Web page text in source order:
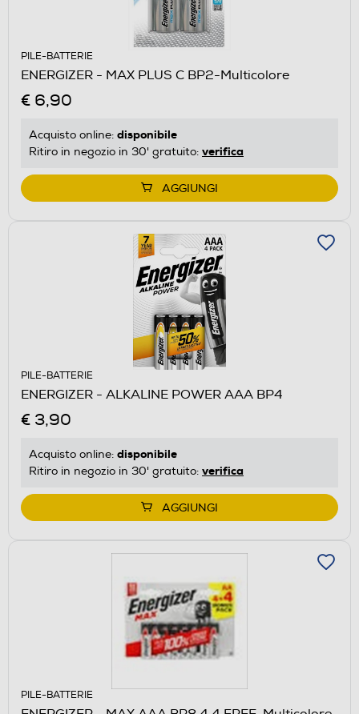
PILE-BATTERIE
ENERGIZER - MAX PLUS C BP2-Multicolore
€ 6,90
Acquisto online: disponibile
Ritiro in negozio in 30' gratuito: verifica
AGGIUNGI
PILE-BATTERIE
ENERGIZER - ALKALINE POWER AAA BP4
€ 3,90
Acquisto online: disponibile
Ritiro in negozio in 30' gratuito: verifica
AGGIUNGI
PILE-BATTERIE